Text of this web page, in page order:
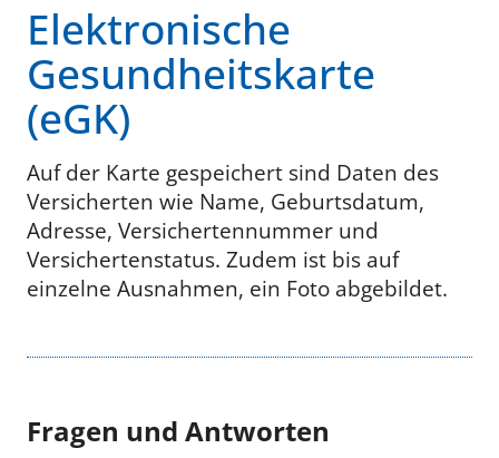
Elektronische
Gesundheitskarte
(eGK)
Auf der Karte gespeichert sind Daten des
Versicherten wie Name, Geburtsdatum,
Adresse, Versichertennummer und
Versichertenstatus. Zudem ist bis auf
einzelne Ausnahmen, ein Foto abgebildet.
Fragen und Antworten